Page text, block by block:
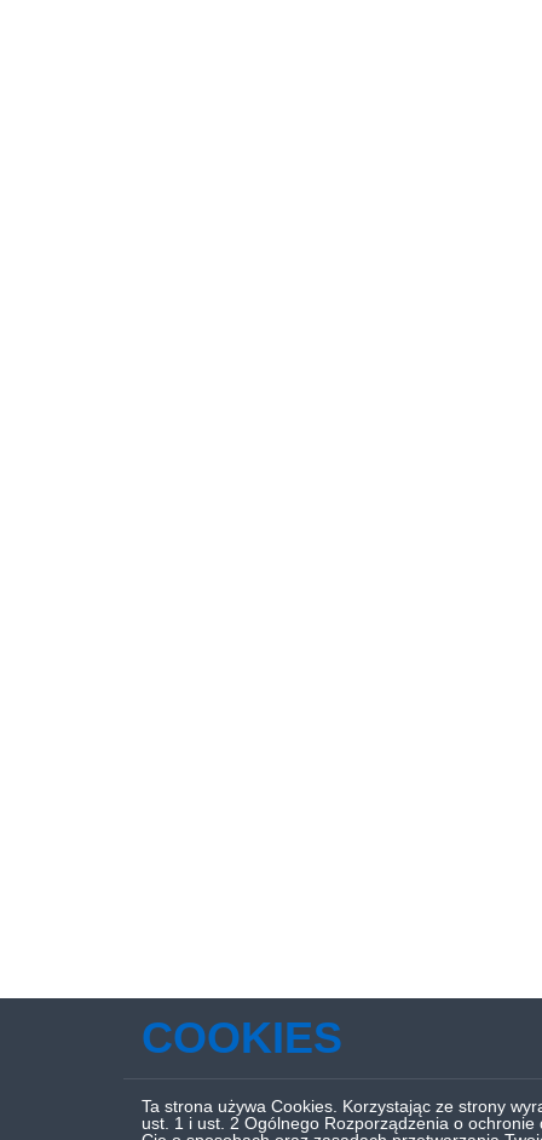
COOKIES
Ta strona używa Cookies. Korzystając ze strony
ust. 1 i ust. 2 Ogólnego Rozporządzenia o